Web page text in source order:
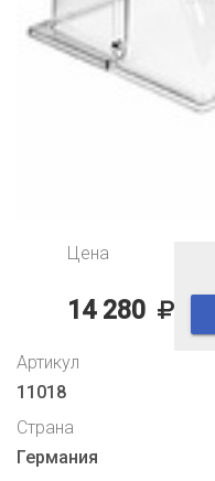
Цена
14 280
Артикул
11018
Страна
Германия